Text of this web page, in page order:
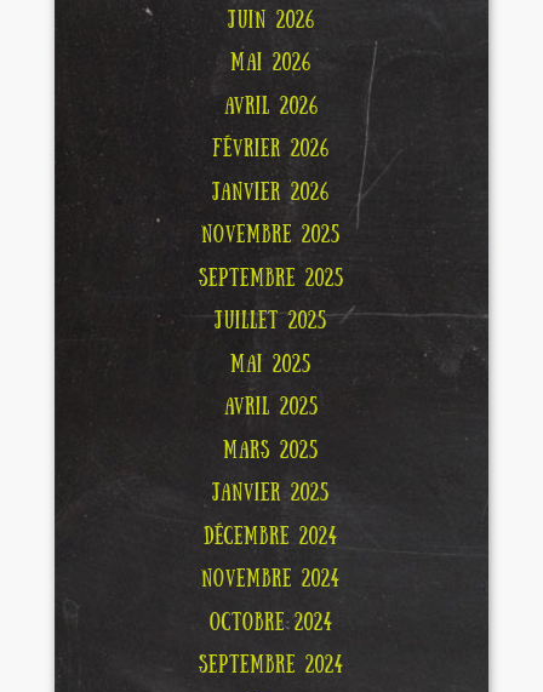
JUIN 2026
MAI 2026
AVRIL 2026
FÉVRIER 2026
JANVIER 2026
NOVEMBRE 2025
SEPTEMBRE 2025
JUILLET 2025
MAI 2025
AVRIL 2025
MARS 2025
JANVIER 2025
DÉCEMBRE 2024
NOVEMBRE 2024
OCTOBRE 2024
SEPTEMBRE 2024